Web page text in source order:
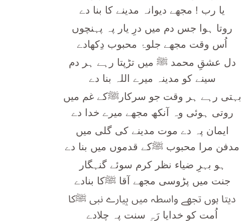
یا رب ! مجھے دیوانہ مدینے کا بنا دے
روتا ہوا جس دم میں درِ یار پہ پہنچوں
اُس وقت مجھے جلوۂ محبوب دِکھادے
دل عشقِ محمد ﷺ میں تڑپتا رہے ہر دم
سینے کو مدینہ میرے اللہ بنا دے
بہتی رہے ہر وقت جو سرکارﷺکے غم میں
روتی ہوئی وہ آنکھ مجھے میرے خدا دے
ایمان پہ دے موت مدینے کی گلی میں
مدفن مرا محبوب ﷺکے قدموں میں بنا دے
ہو بہرِ ضیاء نظر کرم سوئے گنہگار
جنت میں پڑوسی مجھے آقا ﷺکا بنادے
دیتا ہوں تجھے واسطہ میں پیارے نبی ﷺکا
اُمت کو خدایا رَہِ سنت پہ چلادے